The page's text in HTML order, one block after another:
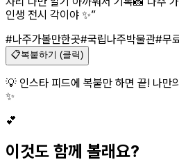
인생 전시 각이야 ✨”
#나주가볼만한곳#국립나주박물관#무
📋복붙하기 (클릭)
💡 인스타 피드에 복붙만 하면 끝! 나만
✨
💕
이것도 함께 볼래요?